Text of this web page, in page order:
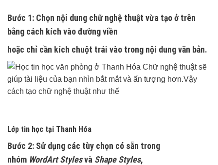
Bước 1: Chọn nội dung chữ nghệ thuật vừa tạo ở trên
bằng cách kích vào đường viền
hoặc chỉ cần kích chuột trái vào trong nội dung văn bản.
Lớp tin học tại Thanh Hóa
Bước 2: Sử dụng các tùy chọn có sẵn trong
nhóm WordArt Stylesvà Shape Styles,